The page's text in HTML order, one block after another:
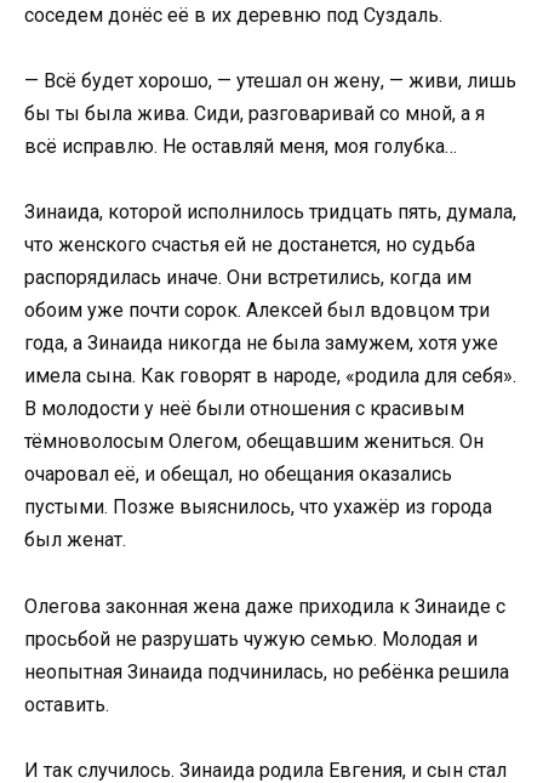
соседем донёс её в их деревню под Суздаль.
— Всё будет хорошо, — утешал он жену, — живи, лишь
бы ты была жива. Сиди, разговаривай со мной, а я
всё исправлю. Не оставляй меня, моя голубка…
Зинаида, которой исполнилось тридцать пять, думала,
что женского счастья ей не достанется, но судьба
распорядилась иначе. Они встретились, когда им
обоим уже почти сорок. Алексей был вдовцом три
года, а Зинаида никогда не была замужем, хотя уже
имела сына. Как говорят в народе, «родила для себя».
В молодости у неё были отношения с красивым
тёмноволосым Олегом, обещавшим жениться. Он
очаровал её, и обещал, но обещания оказались
пустыми. Позже выяснилось, что ухажёр из города
был женат.
Олегова законная жена даже приходила к Зинаиде с
просьбой не разрушать чужую семью. Молодая и
неопытная Зинаида подчинилась, но ребёнка решила
оставить.
И так случилось. Зинаида родила Евгения, и сын стал